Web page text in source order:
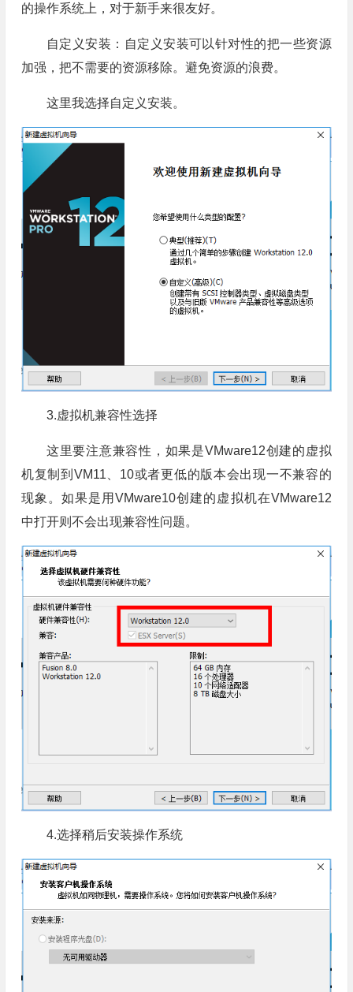
的操作系统上，对于新手来很友好。
自定义安装：自定义安装可以针对性的把一些资源
加强，把不需要的资源移除。避免资源的浪费。
这里我选择自定义安装。
3.虚拟机兼容性选择
这里要注意兼容性，如果是VMware12创建的虚拟
机复制到VM11、10或者更低的版本会出现一不兼容的
现象。如果是用VMware10创建的虚拟机在VMware12
中打开则不会出现兼容性问题。
4.选择稍后安装操作系统